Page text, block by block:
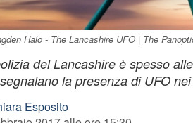
Halo - The Lancashire UFO | The
del Lancashire è spesso
la presenza di UFO
Esposito